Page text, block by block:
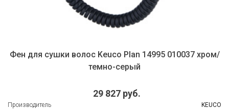
Фен для сушки волос Keuco Plan 14995 010037 хром/
темно-серый
29 827 руб.
Производитель
KEUCO